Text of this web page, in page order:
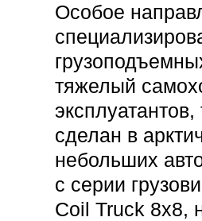
Особое
тяжелый
сделан в
небольших
с серии
Coil Truck 8х8,